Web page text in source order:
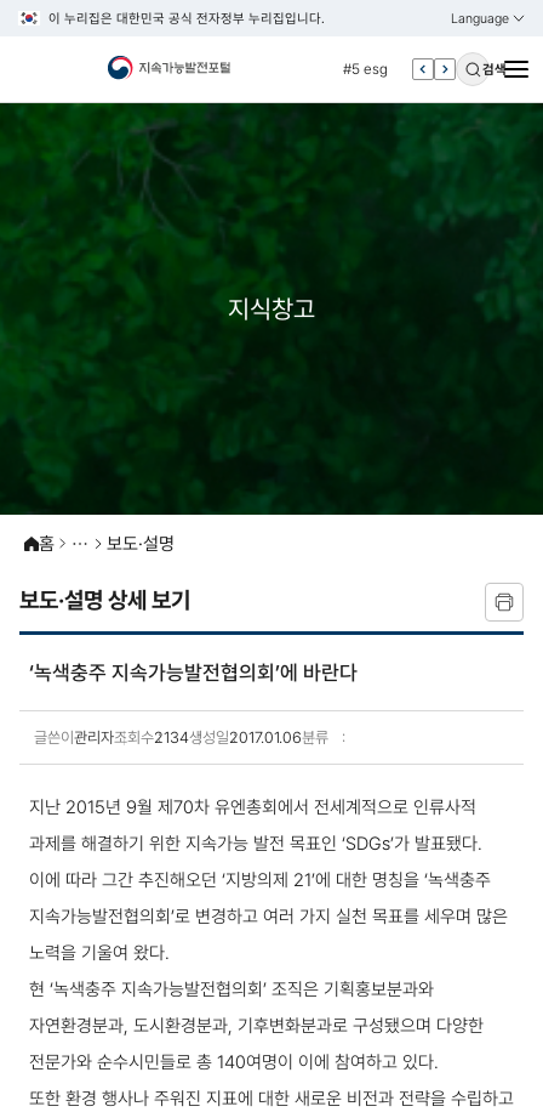
이 누리집은 대한민국 공식 전자정부 누리집입니다. Language
열기
KOREAN
ENGLISH
#5 esg
#6 빈곤
검색
지식창고
홈 보도·설명
보도·설명 상세 보기
‘녹색충주 지속가능발전협의회’에 바란다
글쓴이 관리자조회수2134생성일2017.01.06분류
지난 2015년 9월 제70차 유엔총회에서 전세계적으로 인류사적
과제를 해결하기 위한 지속가능 발전 목표인 ‘SDGs’가 발표됐다.
이에 따라 그간 추진해오던 ‘지방의제 21’에 대한 명칭을 ‘녹색충주
지속가능발전협의회’로 변경하고 여러 가지 실천 목표를 세우며 많은
노력을 기울여 왔다.
현 ‘녹색충주 지속가능발전협의회’ 조직은 기획홍보분과와
자연환경분과, 도시환경분과, 기후변화분과로 구성됐으며 다양한
전문가와 순수시민들로 총 140여명이 이에 참여하고 있다.
또한 환경 행사나 주워진 지표에 대한 새로운 비전과 전략을 수립하고